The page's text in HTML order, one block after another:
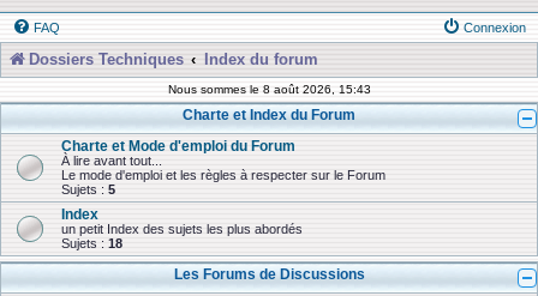
FAQ Connexion
Dossiers Techniques Index du forum
Nous sommes le 8 août 2026, 15:43
Charte et Index du Forum
Charte et Mode d'emploi du Forum
À lire avant tout...
Le mode d'emploi et les règles à respecter sur le Forum
Sujets : 5
Index
un petit Index des sujets les plus abordés
Sujets : 18
Les Forums de Discussions